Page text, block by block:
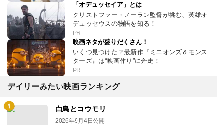
「オデュッセイア」とは
クリストファー・ノーラン監督が挑む、英雄オ
デュッセウスの物語を知る！
PR
映画ネタが盛りだくさん！
いくつ見つけた？最新作『ミニオンズ＆モンス
ターズ』は“映画作り”に奔走！
PR
デイリーみたい映画ランキング
白鳥とコウモリ
2026年9月4日公開